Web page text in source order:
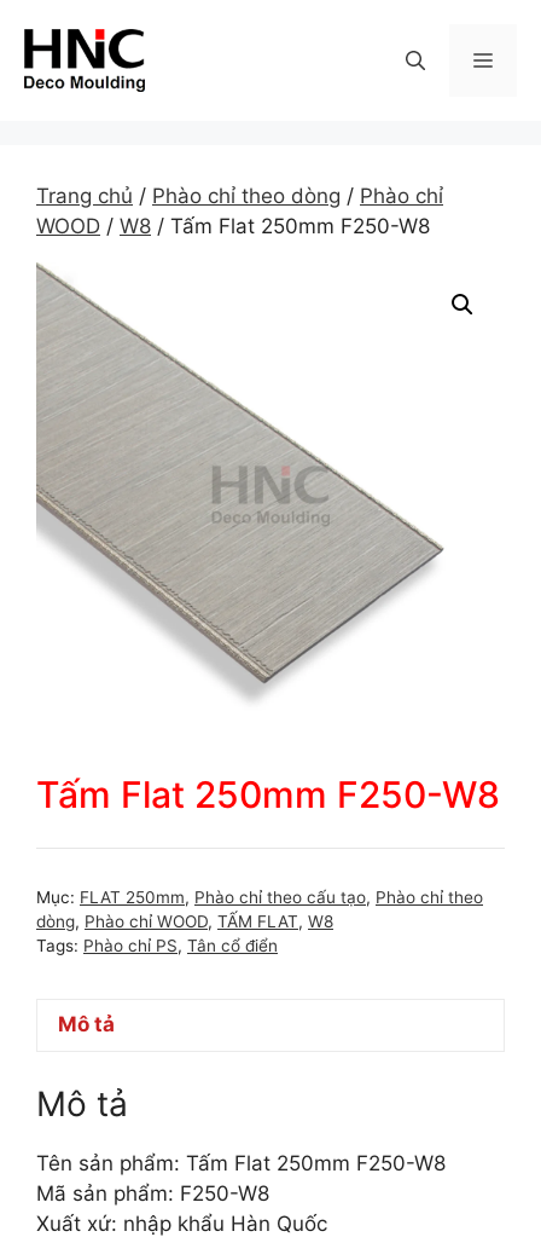
content
Trang chủ / Phào chỉ theo dòng / Phào chỉ
WOOD / W8 / Tấm Flat 250mm F250-W8
Tấm Flat 250mm F250-W8
Mục: FLAT 250mm, Phào chỉ theo cấu tạo, Phào chỉ theo
dòng, Phào chỉ WOOD, TẤM FLAT, W8
Tags: Phào chỉ PS, Tân cổ điển
Mô tả
Mô tả
Tên sản phẩm: Tấm Flat 250mm F250-W8
Mã sản phẩm: F250-W8
Xuất xứ: nhập khẩu Hàn Quốc